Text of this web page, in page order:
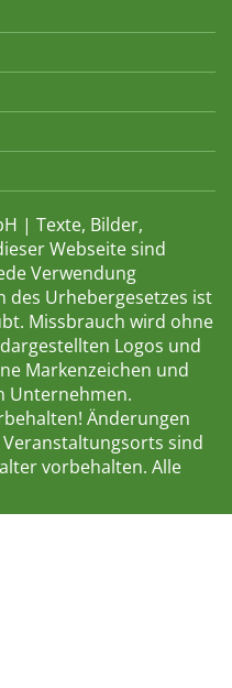
| Texte, Bilder,
Webseite sind
Verwendung
des Urhebergesetzes ist
Missbrauch wird ohne
Logos und
Markenzeichen und
Unternehmen.
Änderungen
sind
vorbehalten. Alle